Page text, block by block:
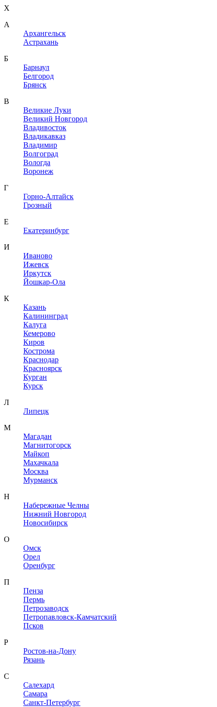
X
A
Архангельск
Астрахань
Б
Барнаул
Белгород
Брянск
В
Великие Луки
Великий Новгород
Владивосток
Владикавказ
Владимир
Волгоград
Вологда
Воронеж
Г
Горно-Алтайск
Грозный
Е
Екатеринбург
И
Иваново
Ижевск
Иркутск
Йошкар-Ола
К
Казань
Калининград
Калуга
Кемерово
Киров
Кострома
Краснодар
Красноярск
Курган
Курск
Л
Липецк
М
Магадан
Магнитогорск
Майкоп
Махачкала
Москва
Мурманск
Н
Набережные Челны
Нижний Новгород
Новосибирск
О
Омск
Орел
Оренбург
П
Пенза
Пермь
Петрозаводск
Петропавловск-Камчатский
Псков
Р
Ростов-на-Дону
Рязань
С
Салехард
Самара
Санкт-Петербург